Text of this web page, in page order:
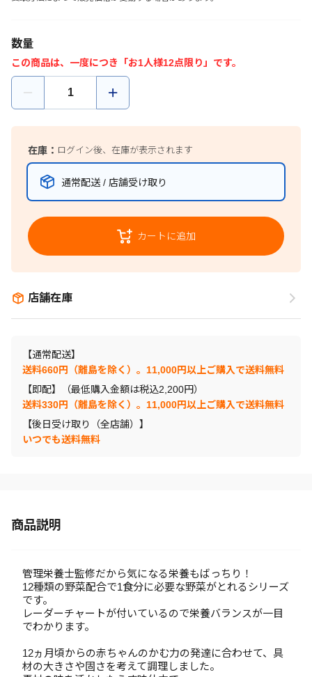
数量
この商品は、一度につき「お1人様12点限り」です。
在庫： ログイン後、在庫が表示されます
通常配送 / 店舗受け取り
カートに追加
店舗在庫
【通常配送】
送料660円（離島を除く）。11,000円以上ご購入で送料無料
【即配】（最低購入金額は税込2,200円）
送料330円（離島を除く）。11,000円以上ご購入で送料無料
【後日受け取り（全店舗）】
いつでも送料無料
商品説明
管理栄養士監修だから気になる栄養もばっちり！
12種類の野菜配合で1食分に必要な野菜がとれるシリーズ
です。
レーダーチャートが付いているので栄養バランスが一目
でわかります。
12ヵ月頃からの赤ちゃんのかむ力の発達に合わせて、具
材の大きさや固さを考えて調理しました。